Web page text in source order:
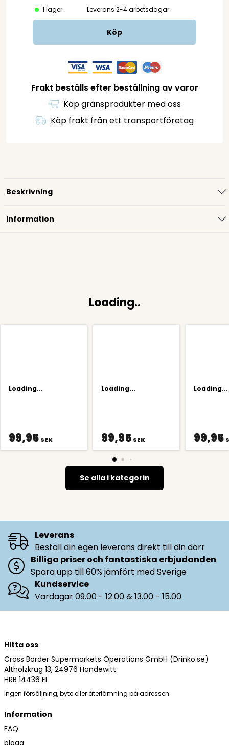
I lager Leverans 2-4 arbetsdagar
Köp
Frakt beställs efter beställning av varor
Köp gränsprodukter med oss
Köp frakt från ett transportföretag
Beskrivning
Information
Loading..
Loading...
99,95 SEK
Loading...
99,95 SEK
Loading...
99,95
Se alla i kategorin
Leverans
Beställ din egen leverans direkt till din dörr
Billiga priser och fantastiska erbjudanden
Spara upp till 60% jämfört med Sverige
Kundservice
Vardagar 09.00 - 12.00 & 13.00 - 15.00
Hitta oss
Cross Border Supermarkets Operations GmbH (Drinko.se)
Altholzkrug 13, 24976 Handewitt
HRB 14436 FL
Ingen försäljning, byte eller återlämning på adressen
Information
FAQ
blogg